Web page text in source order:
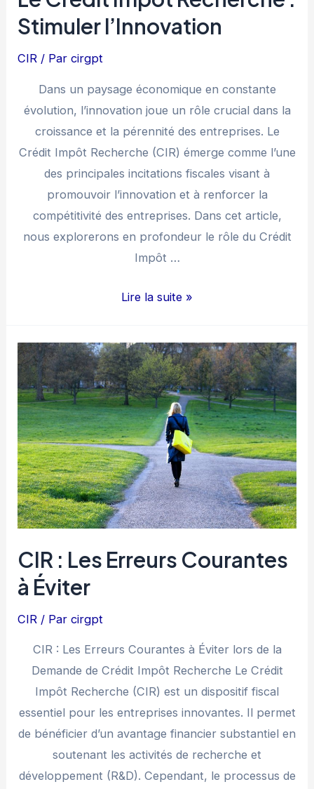
Stimuler l’Innovation
CIR / Parcirgpt
Dans un paysage économique en constante
évolution, l’innovation joue un rôle crucial dans la
croissance et la pérennité des entreprises. Le
Crédit Impôt Recherche (CIR) émerge comme l’une
des principales incitations fiscales visant à
promouvoir l’innovation et à renforcer la
compétitivité des entreprises. Dans cet article,
nous explorerons en profondeur le rôle du Crédit
Impôt …
Le
Recherche
:
Stimuler
l’Innovation
Lire la suite »
CIR : Les Erreurs Courantes
à Éviter
CIR / Parcirgpt
CIR : Les Erreurs Courantes à Éviter lors de la
Demande de Crédit Impôt Recherche Le Crédit
Impôt Recherche (CIR) est un dispositif fiscal
essentiel pour les entreprises innovantes. Il permet
de bénéficier d’un avantage financier substantiel en
soutenant les activités de recherche et
développement (R&D). Cependant, le processus de